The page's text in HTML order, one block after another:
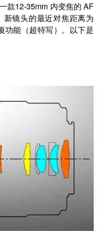
款12-35mm 内变焦的 AF
镜头的最近对焦距离为
功能（超特写）。以下是